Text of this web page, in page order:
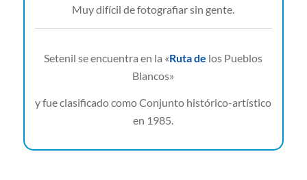
Muy difícil de fotografiar sin gente.
Setenil se encuentra en la «Ruta de los Pueblos
Blancos»
y fue clasificado como Conjunto histórico-artístico
en 1985.